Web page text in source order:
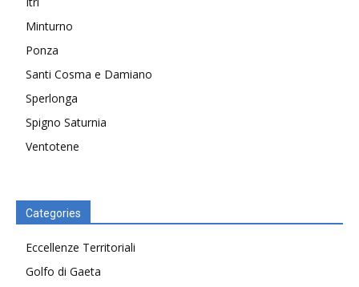
Minturno
Ponza
Santi Cosma e Damiano
Sperlonga
Spigno Saturnia
Ventotene
Categories
Eccellenze Territoriali
Golfo di Gaeta